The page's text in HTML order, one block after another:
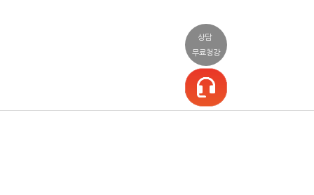
상담
무료청강